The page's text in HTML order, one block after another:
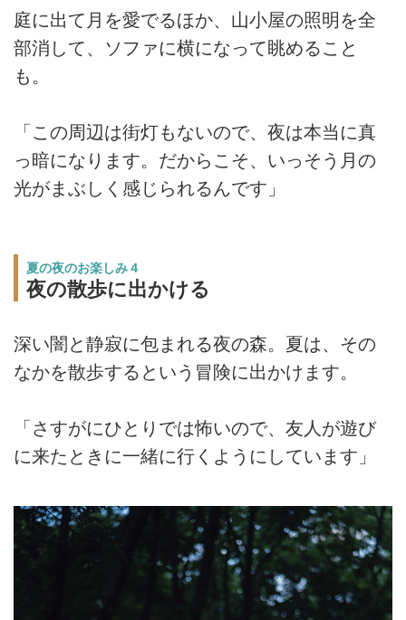
庭に出て月を愛でるほか、山小屋の照明を全
部消して、ソファに横になって眺めること
も。
「この周辺は街灯もないので、夜は本当に真
っ暗になります。だからこそ、いっそう月の
光がまぶしく感じられるんです」
夏の夜のお楽しみ４
夜の散歩に出かける
深い闇と静寂に包まれる夜の森。夏は、その
なかを散歩するという冒険に出かけます。
「さすがにひとりでは怖いので、友人が遊び
に来たときに一緒に行くようにしています」